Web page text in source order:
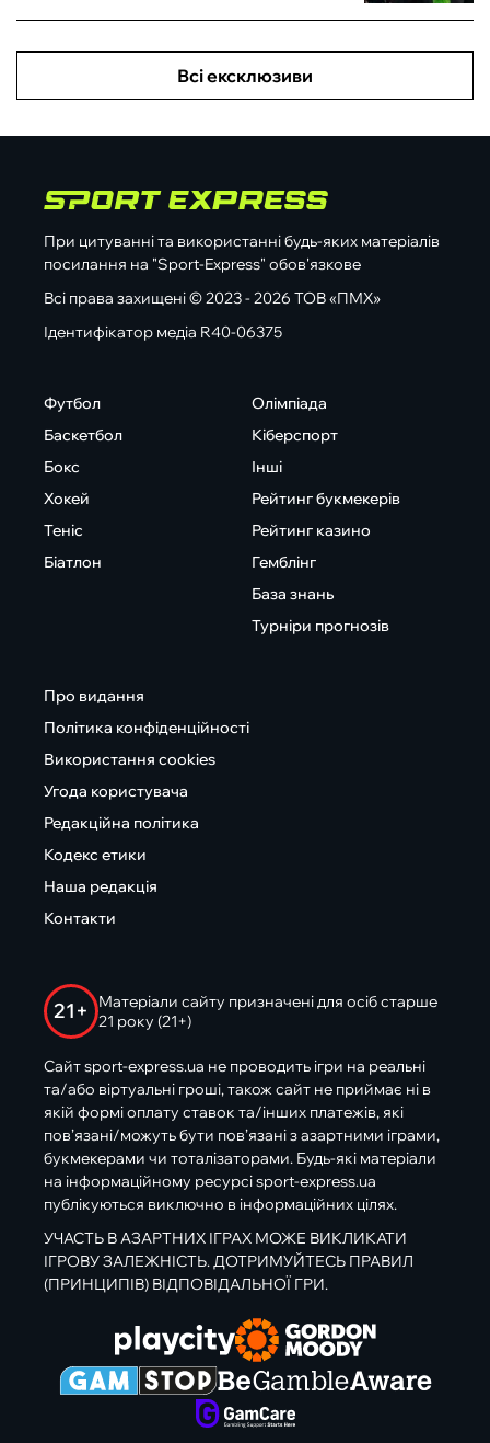
Всі ексклюзиви
При цитуванні та використанні будь-яких матеріалів
посилання на "Sport-Express" обов'язкове
Всі права захищені © 2023 - 2026 ТОВ «ПМХ»
Ідентифікатор медіа R40-06375
Футбол
Баскетбол
Бокс
Хокей
Теніс
Біатлон
Олімпіада
Кіберспорт
Інші
Рейтинг букмекерів
Рейтинг казино
Гемблінг
База знань
Турніри прогнозів
Про видання
Політика конфіденційності
Використання cookies
Угода користувача
Редакційна політика
Кодекс етики
Наша редакція
Контакти
21+
Матеріали сайту призначені для осіб старше
21 року (21+)
Сайт sport-express.ua не проводить ігри на реальні
та/або віртуальні гроші, також сайт не приймає ні в
якій формі оплату ставок та/інших платежів, які
пов’язані/можуть бути пов’язані з азартними іграми,
букмекерами чи тоталізаторами. Будь-які матеріали
на інформаційному ресурсі sport-express.ua
публікуються виключно в інформаційних цілях.
УЧАСТЬ В АЗАРТНИХ ІГРАХ МОЖЕ ВИКЛИКАТИ
ІГРОВУ ЗАЛЕЖНІСТЬ. ДОТРИМУЙТЕСЬ ПРАВИЛ
(ПРИНЦИПІВ) ВІДПОВІДАЛЬНОЇ ГРИ.